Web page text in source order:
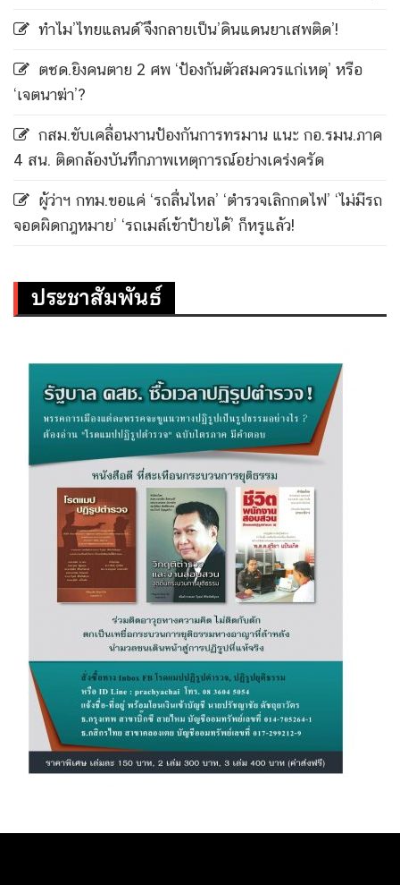
ทำไม’ไทยแลนด์’จึงกลายเป็น’ดินแดนยาเสพติด’!
ตชด.ยิงคนตาย 2 ศพ ‘ป้องกันตัวสมควรแก่เหตุ’ หรือ
‘เจตนาฆ่า’?
กสม.ขับเคลื่อนงานป้องกันการทรมาน แนะ กอ.รมน.ภาค
4 สน. ติดกล้องบันทึกภาพเหตุการณ์อย่างเคร่งครัด
ผู้ว่าฯ กทม.ขอแค่ ‘รถลื่นไหล’ ‘ตำรวจเลิกกดไฟ’ ‘ไม่มีรถ
จอดผิดกฎหมาย’ ‘รถเมล์เข้าป้ายได้’ ก็หรูแล้ว!
ประชาสัมพันธ์